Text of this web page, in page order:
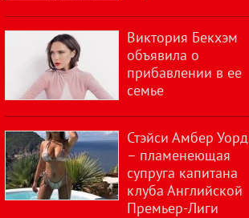
Виктория Бекхэм
объявила о
прибавлении в ее
семье
Стэйси Амбер Уорд
– пламенеющая
супруга капитана
клуба Английской
Премьер-Лиги